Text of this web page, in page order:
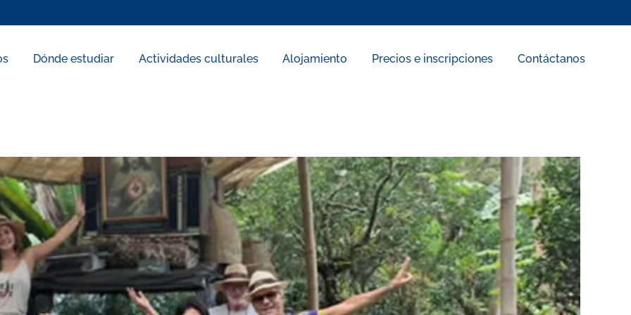
Dónde estudiar Actividades culturales Alojamiento Precios e inscripciones Contáctanos